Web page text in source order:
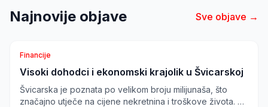
Najnovije objave Sve objave →
Financije
Visoki dohodci i ekonomski krajolik u Švicarskoj
Švicarska je poznata po velikom broju milijunaša, što
značajno utječe na cijene nekretnina i troškove života. Uz